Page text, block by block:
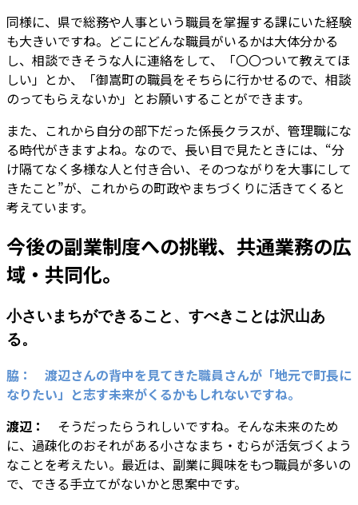
同様に、県で総務や人事という職員を掌握する課にいた経験
も大きいですね。どこにどんな職員がいるかは大体分かる
し、相談できそうな人に連絡をして、「〇〇ついて教えてほ
しい」とか、「御嵩町の職員をそちらに行かせるので、相談
のってもらえないか」とお願いすることができます。
また、これから自分の部下だった係長クラスが、管理職にな
る時代がきますよね。なので、長い目で見たときには、“分
け隔てなく多様な人と付き合い、そのつながりを大事にして
きたこと”が、これからの町政やまちづくりに活きてくると
考えています。
今後の副業制度への挑戦、共通業務の広
域・共同化。
小さいまちができること、すべきことは沢山あ
る。
脇： 渡辺さんの背中を見てきた職員さんが「地元で町長に
なりたい」と志す未来がくるかもしれないですね。
渡辺： そうだったらうれしいですね。そんな未来のため
に、過疎化のおそれがある小さなまち・むらが活気づくよう
なことを考えたい。最近は、副業に興味をもつ職員が多いの
で、できる手立てがないかと思案中です。